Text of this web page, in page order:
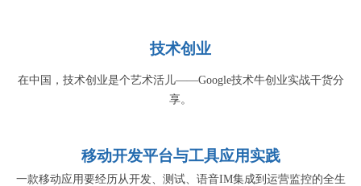
技术创业
在中国，技术创业是个艺术活儿——Google技术牛创业实战干货分
享。
移动开发平台与工具应用实践
一款移动应用要经历从开发、测试、语音IM集成到运营监控的全生